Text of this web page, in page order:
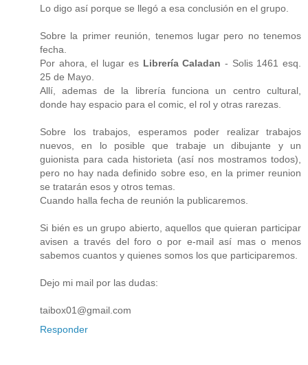
Lo digo así porque se llegó a esa conclusión en el grupo.
Sobre la primer reunión, tenemos lugar pero no tenemos
fecha.
Por ahora, el lugar es Librería Caladan - Solis 1461 esq.
25 de Mayo.
Allí, ademas de la librería funciona un centro cultural,
donde hay espacio para el comic, el rol y otras rarezas.
Sobre los trabajos, esperamos poder realizar trabajos
nuevos, en lo posible que trabaje un dibujante y un
guionista para cada historieta (así nos mostramos todos),
pero no hay nada definido sobre eso, en la primer reunion
se tratarán esos y otros temas.
Cuando halla fecha de reunión la publicaremos.
Si bién es un grupo abierto, aquellos que quieran participar
avisen a través del foro o por e-mail así mas o menos
sabemos cuantos y quienes somos los que participaremos.
Dejo mi mail por las dudas:
taibox01@gmail.com
Responder